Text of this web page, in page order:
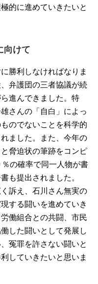
的に進めていきたいと
向けて
勝利しなければなりま
弁護団の三者協議が続
進んできました。特
さんの「自白」によっ
のでないことを科学的
ました。また、今年の
脅迫状の筆跡をコンピ
の確率で同一人物が書
も提出されました。
訴え、石川さん無実の
する闘いを進めていき
働組合との共闘、市民
した闘いとして発展し
冤罪を許さない闘いと
していきたいと思いま